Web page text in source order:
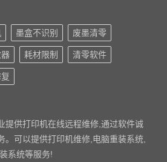
墨盒不识别 废墨清零
耗材限制 清零软件
提供打印机在线远程维修,通过软件诚
。可以提供打印机维修,电脑重装系统,
系统等服务!